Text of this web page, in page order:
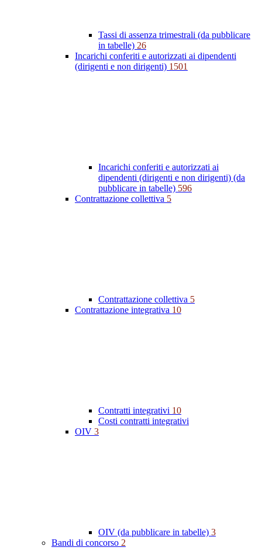
Tassi di assenza trimestrali (da pubblicare
in tabelle) 26
Incarichi conferiti e autorizzati ai dipendenti
(dirigenti e non dirigenti) 1501
Incarichi conferiti e autorizzati ai
dipendenti (dirigenti e non dirigenti) (da
pubblicare in tabelle) 596
Contrattazione collettiva 5
Contrattazione collettiva 5
Contrattazione integrativa 10
Contratti integrativi 10
Costi contratti integrativi
OIV 3
OIV (da pubblicare in tabelle) 3
Bandi di concorso 2